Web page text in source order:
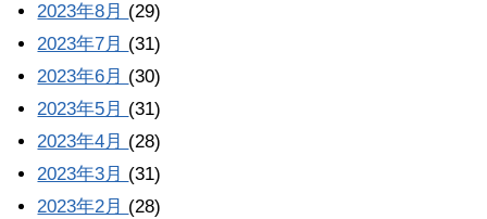
2023年8月 (29)
2023年7月 (31)
2023年6月 (30)
2023年5月 (31)
2023年4月 (28)
2023年3月 (31)
2023年2月 (28)